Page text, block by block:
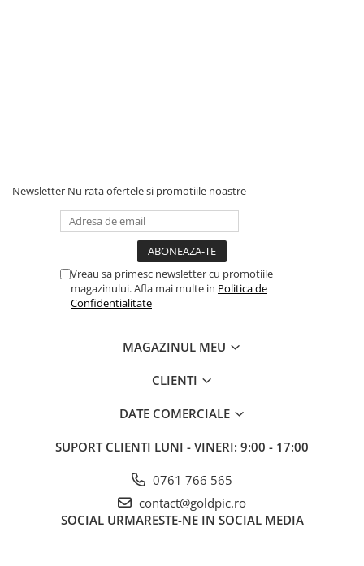
Newsletter Nu rata ofertele si promotiile noastre
Vreau sa primesc newsletter cu promotiile
magazinului. Afla mai multe in Politica de
Confidentialitate
MAGAZINUL MEU
CLIENTI
DATE COMERCIALE
SUPORT CLIENTI LUNI - VINERI: 9:00 - 17:00
0761 766 565
contact@goldpic.ro
SOCIAL URMARESTE-NE IN SOCIAL MEDIA